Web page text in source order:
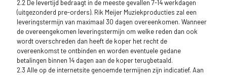
2.2 De levertijd bedraagt in de meeste gevallen 7-14 werkdagen
(uitgezonderd pre-orders). Rik Meijer Muziekproducties zal een
leveringstermijn van maximaal 30 dagen overeenkomen. Wanneer
de overeengekomen leveringstermijn om welke reden dan ook
wordt overschreden dan heeft de koper het recht de
overeenkomst te ontbinden en worden eventuele gedane
betalingen binnen 14 dagen aan de koper terugbetaald.
2.3 Alle op de internetsite genoemde termijnen zijn indicatief. Aan